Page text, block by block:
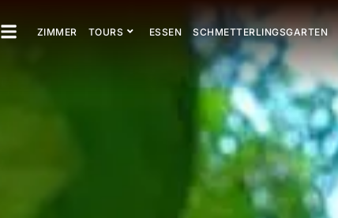
ZIMMER TOURS ESSEN SCHMETTERLINGSGARTEN